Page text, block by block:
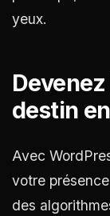
yeux.
destin
Avec
votre
des